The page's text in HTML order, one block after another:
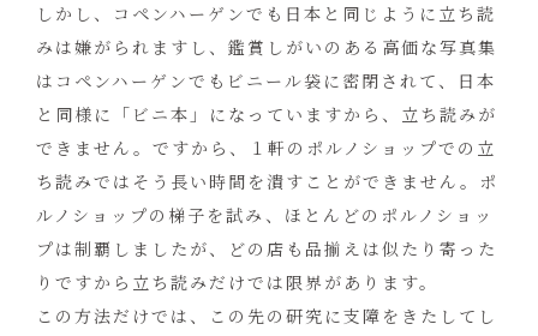
しかし、コペンハーゲンでも日本と同じように立ち読
みは嫌がられますし、鑑賞しがいのある高価な写真集
はコペンハーゲンでもビニール袋に密閉されて、日本
と同様に「ビニ本」になっていますから、立ち読みが
できません。ですから、１軒のポルノショップでの立
ち読みではそう長い時間を潰すことができません。ポ
ルノショップの梯子を試み、ほとんどのポルノショッ
プは制覇しましたが、どの店も品揃えは似たり寄った
りですから立ち読みだけでは限界があります。
この方法だけでは、この先の研究に支障をきたしてし